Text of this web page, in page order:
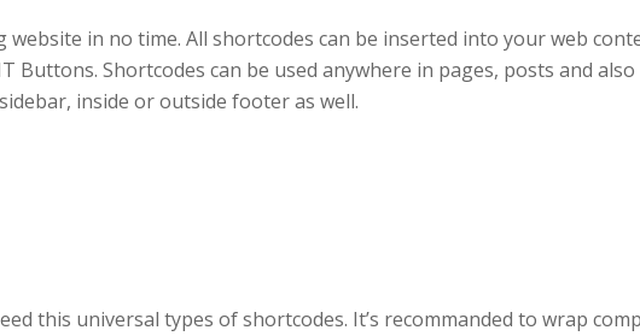
in no time. All shortcodes can be inserted into your web
Buttons. Shortcodes can be used anywhere in pages, posts and
inside or outside footer as well.
this universal types of shortcodes. It’s recommanded to wrap